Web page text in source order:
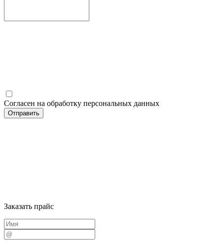
Согласен на обработку персональных данных
Заказать прайс